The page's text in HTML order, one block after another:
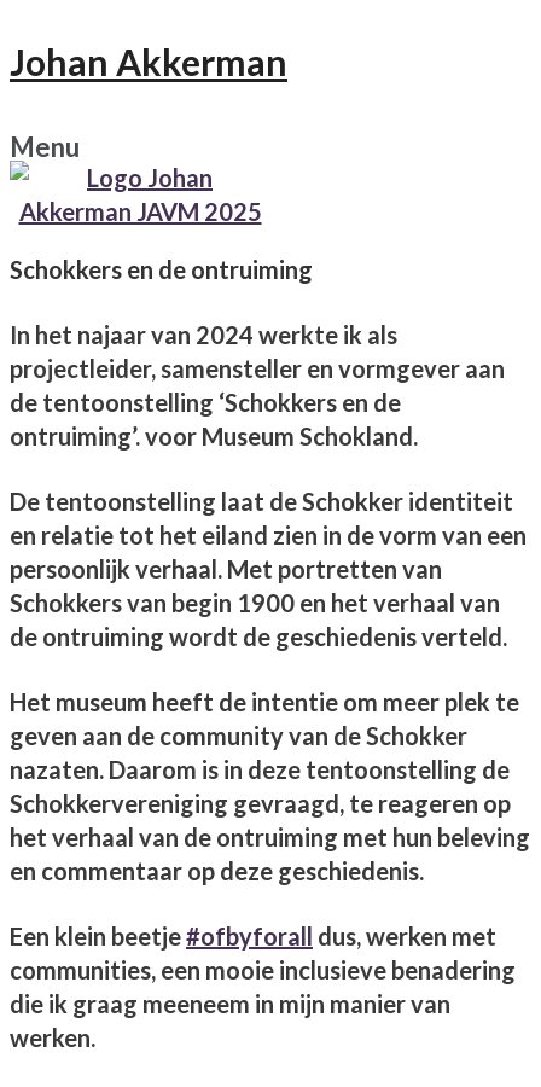
Johan Akkerman
Menu
Schokkers en de ontruiming
In het najaar van 2024 werkte ik als
projectleider, samensteller en vormgever aan
de tentoonstelling ‘Schokkers en de
ontruiming’. voor Museum Schokland.
De tentoonstelling laat de Schokker identiteit
en relatie tot het eiland zien in de vorm van een
persoonlijk verhaal. Met portretten van
Schokkers van begin 1900 en het verhaal van
de ontruiming wordt de geschiedenis verteld.
Het museum heeft de intentie om meer plek te
geven aan de community van de Schokker
nazaten. Daarom is in deze tentoonstelling de
Schokkervereniging gevraagd, te reageren op
het verhaal van de ontruiming met hun beleving
en commentaar op deze geschiedenis.
Een klein beetje#ofbyforall dus, werken met
communities, een mooie inclusieve benadering
die ik graag meeneem in mijn manier van
werken.